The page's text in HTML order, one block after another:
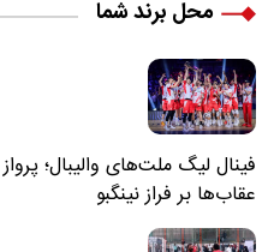
محل برند شما
فینال لیگ ملت‌های والیبال؛ پرواز
عقاب‌ها بر فراز نینگبو